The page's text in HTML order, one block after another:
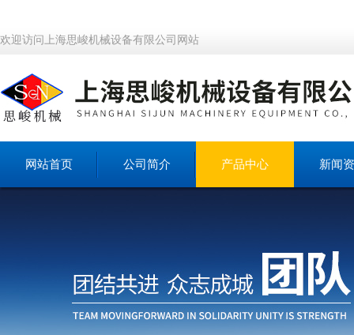
欢迎访问上海思峻机械设备有限公司网站
网站首页 公司简介 产品中心 新闻